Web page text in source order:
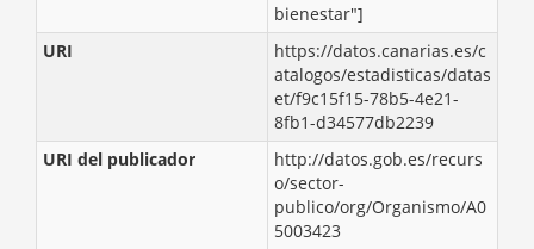
bienestar"]
URI
https://datos.canarias.es/c
atalogos/estadisticas/datas
et/f9c15f15-78b5-4e21-
8fb1-d34577db2239
URI del publicador
http://datos.gob.es/recurs
o/sector-
publico/org/Organismo/A0
5003423